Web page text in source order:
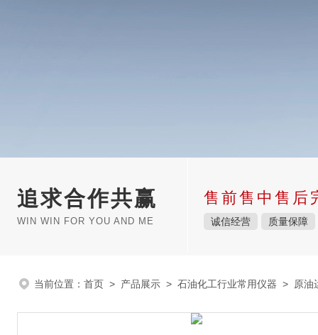
追求合作共赢
WIN WIN FOR YOU AND ME
售前售中售后
诚信经营 质量保障
当前位置： 首页 > 产品展示 > 石油化工行业常用仪器 > 原油